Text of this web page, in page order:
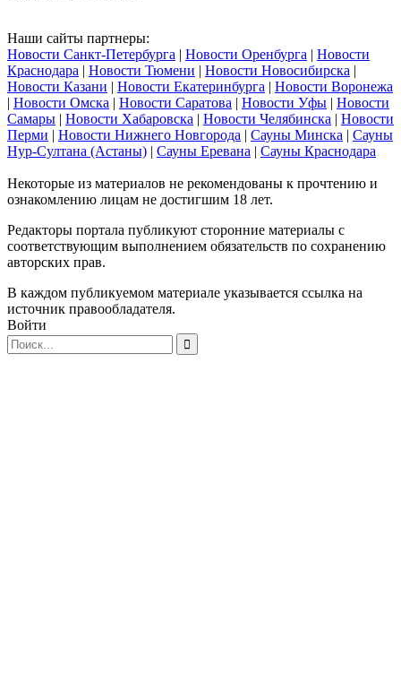
Наши сайты партнеры:
Новости Санкт-Петербурга | Новости Оренбурга | Новости
Краснодара | Новости Тюмени | Новости Новосибирска |
Новости Казани | Новости Екатеринбурга | Новости Воронежа
| Новости Омска | Новости Саратова | Новости Уфы | Новости
Самары | Новости Хабаровска | Новости Челябинска | Новости
Перми | Новости Нижнего Новгорода | Сауны Минска | Сауны
Нур-Султана (Астаны) | Сауны Еревана | Сауны Краснодара
Некоторые из материалов не рекомендованы к прочтению и
ознакомлению лицам не достигшим 18 лет.
Редакторы портала публикуют сторонние материалы с
соответствующим выполнением обязательств по сохранению
авторских прав.
В каждом публикуемом материале указывается ссылка на
источник правообладателя.
Войти